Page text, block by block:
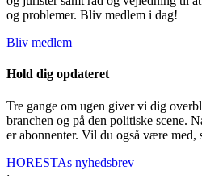
og problemer. Bliv medlem i dag!
Bliv medlem
Hold dig opdateret
Tre gange om ugen giver vi dig
branchen og på den politiske scene.
er abonnenter. Vil du også være med,
HORESTAs nyhedsbrev